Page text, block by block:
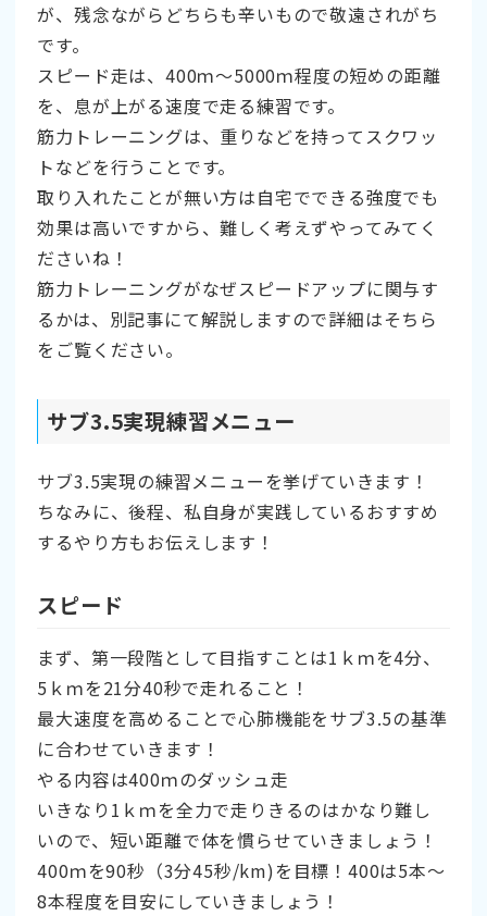
が、残念ながらどちらも辛いもので敬遠されがち
です。
スピード走は、400ｍ～5000ｍ程度の短めの距離
を、息が上がる速度で走る練習です。
筋力トレーニングは、重りなどを持ってスクワッ
トなどを行うことです。
取り入れたことが無い方は自宅でできる強度でも
効果は高いですから、難しく考えずやってみてく
ださいね！
筋力トレーニングがなぜスピードアップに関与す
るかは、別記事にて解説しますので詳細はそちら
をご覧ください。
サブ3.5実現練習メニュー
サブ3.5実現の練習メニューを挙げていきます！
ちなみに、後程、私自身が実践しているおすすめ
するやり方もお伝えします！
スピード
まず、第一段階として目指すことは1ｋｍを4分、
5ｋｍを21分40秒で走れること！
最大速度を高めることで心肺機能をサブ3.5の基準
に合わせていきます！
やる内容は400ｍのダッシュ走
いきなり1ｋｍを全力で走りきるのはかなり難し
いので、短い距離で体を慣らせていきましょう！
400ｍを90秒（3分45秒/km)を目標！400は5本～
8本程度を目安にしていきましょう！